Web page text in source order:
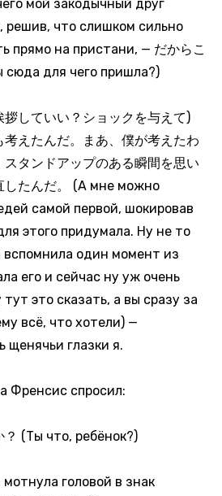
мой закодычный друг
решив, что слишком сильно
прямо на пристани, — だからこ
сюда для чего пришла?)
していい？ショックを与えて)
えたんだ。まあ、僕が考えたわ
タンドアップのある瞬間を思い
したんだ。 (А мне можно
самой первой, шокировав
этого придумала. Ну не то
вспомнила один момент из
его и сейчас ну уж очень
это сказать, а вы сразу за
всё, что хотели) —
щенячьи глазки я.
Френсис спросил:
？ (Ты что, ребёнок?)
головой в знак